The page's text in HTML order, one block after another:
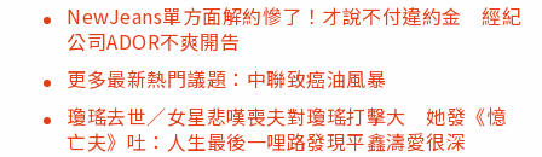
NewJeans單方面解約慘了！才說不付違約金 經紀
公司ADOR不爽開告
更多最新熱門議題：中聯致癌油風暴
瓊瑤去世／女星悲嘆喪夫對瓊瑤打擊大 她發《憶
亡夫》吐：人生最後一哩路發現平鑫濤愛很深